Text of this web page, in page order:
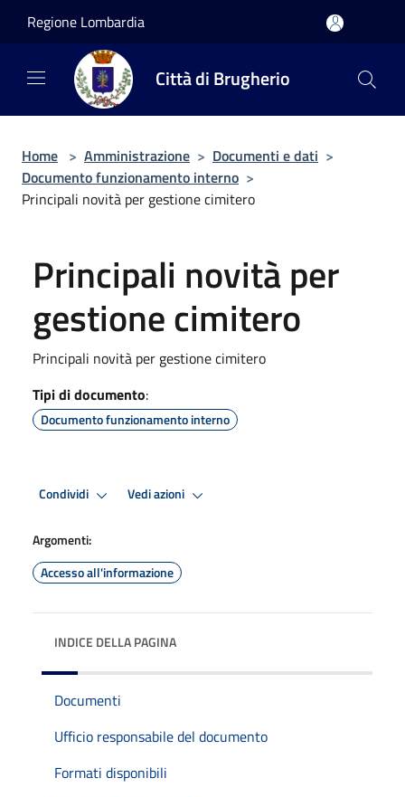
Regione Lombardia
Città di Brugherio
Home > Amministrazione > Documenti e dati >
Documento funzionamento interno >
Principali novità per gestione cimitero
Principali novità per
gestione cimitero
Principali novità per gestione cimitero
Tipi di documento:
Documento funzionamento interno
Condividi Vedi azioni
Argomenti:
Accesso all'informazione
INDICE DELLA PAGINA
Documenti
Ufficio responsabile del documento
Formati disponibili